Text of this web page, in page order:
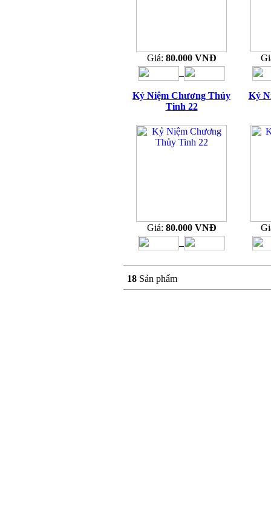
Giá: 80.000 VNĐ
Kỷ Niệm Chương Thủy
Tinh 22
Giá: 80.000 VNĐ
Kỷ
18 Sản phẩm